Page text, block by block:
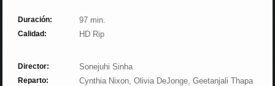
Duración: 97 min.
Calidad: HD Rip
Director: Sonejuhi Sinha
Reparto: Cynthia Nixon, Olivia DeJonge, Geetanjali Thapa